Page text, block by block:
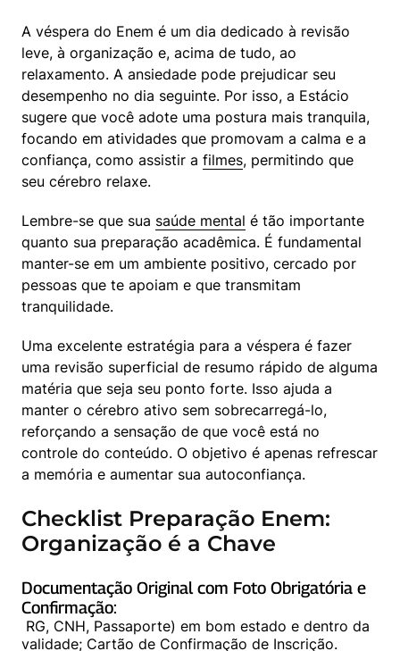
A véspera do Enem é um dia dedicado à revisão
leve, à organização e, acima de tudo, ao
relaxamento. A ansiedade pode prejudicar seu
desempenho no dia seguinte. Por isso, a Estácio
sugere que você adote uma postura mais tranquila,
focando em atividades que promovam a calma e a
confiança, como assistir a filmes, permitindo que
seu cérebro relaxe.
Lembre-se que sua saúde mental é tão importante
quanto sua preparação acadêmica. É fundamental
manter-se em um ambiente positivo, cercado por
pessoas que te apoiam e que transmitam
tranquilidade.
Uma excelente estratégia para a véspera é fazer
uma revisão superficial de resumo rápido de alguma
matéria que seja seu ponto forte. Isso ajuda a
manter o cérebro ativo sem sobrecarregá-lo,
reforçando a sensação de que você está no
controle do conteúdo. O objetivo é apenas refrescar
a memória e aumentar sua autoconfiança.
Checklist Preparação Enem:
Organização é a Chave
Documentação Original com Foto Obrigatória e
Confirmação: